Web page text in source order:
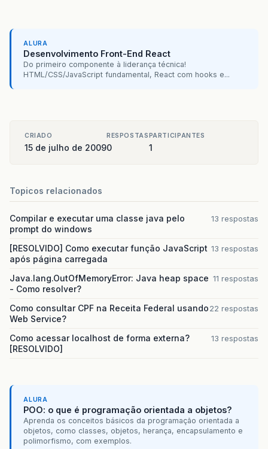
ALURA
Desenvolvimento Front-End React
Do primeiro componente à liderança técnica!
HTML/CSS/JavaScript fundamental, React com hooks e...
CRIADO
15 de julho de 2009
RESPOSTAS
0
PARTICIPANTES
1
Topicos relacionados
Compilar e executar uma classe java pelo
prompt do windows
13 respostas
[RESOLVIDO] Como executar função JavaScript
após página carregada
13 respostas
Java.lang.OutOfMemoryError: Java heap space
- Como resolver?
11 respostas
Como consultar CPF na Receita Federal usando
Web Service?
22 respostas
Como acessar localhost de forma externa?
[RESOLVIDO]
13 respostas
ALURA
POO: o que é programação orientada a objetos?
Aprenda os conceitos básicos da programação orientada a
objetos, como classes, objetos, herança, encapsulamento e
polimorfismo, com exemplos.